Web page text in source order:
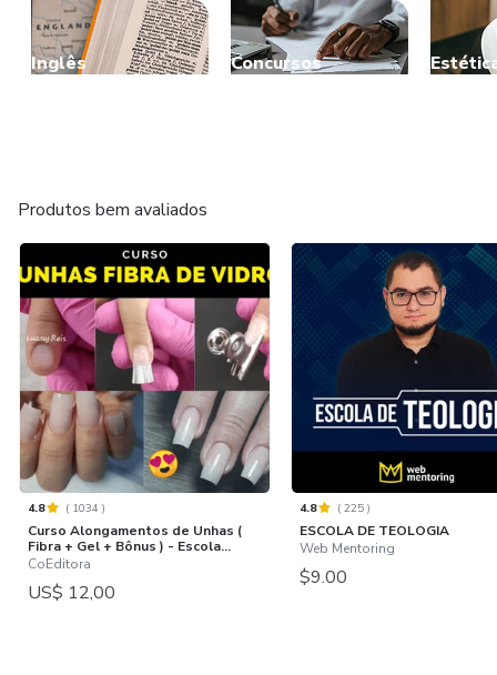
Inglês Concursos
Produtos bem avaliados
4.8 ( 1034 )
Curso Alongamentos de Unhas (
Fibra + Gel + Bônus ) - Escola...
CoEditora
US$ 12,00
4.8 (225 )
ESCOLA DE TEOLOGIA
Web Mentoring
$9.00